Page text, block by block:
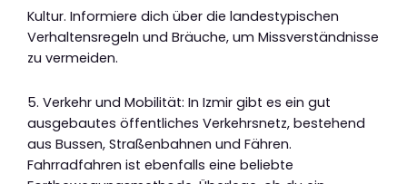
Kultur. Informiere dich über die landestypischen
Verhaltensregeln und Bräuche, um Missverständnisse
zu vermeiden.
5. Verkehr und Mobilität: In Izmir gibt es ein gut
ausgebautes öffentliches Verkehrsnetz, bestehend
aus Bussen, Straßenbahnen und Fähren.
Fahrradfahren ist ebenfalls eine beliebte